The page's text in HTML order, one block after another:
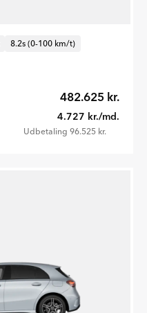
8.2s (0-100 km/t)
482.625 kr.
4.727 kr./md.
Udbetaling 96.525 kr.